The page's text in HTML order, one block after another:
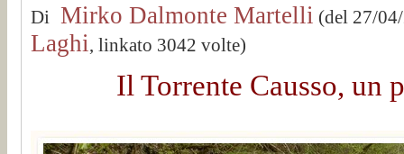
Di Mirko Dalmonte Martelli (del 27/
Laghi, linkato 3042 volte)
Il Torrente Causso, un